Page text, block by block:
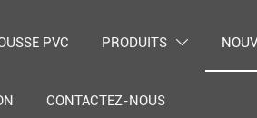
PVC PRODUITS 
CONTACTEZ-NOUS